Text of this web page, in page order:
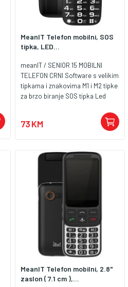
MeanIT Telefon mobilni, SOS
tipka, LED...
meanIT / SENIOR 15 MOBILNI
TELEFON CRNI Software s velikim
tipkama i znakovima M1 i M2 tipke
za brzo biranje SOS tipka Led
osobe starije dobi 1800mAh LiIon
baterija
73 KM
MeanIT Telefon mobilni, 2.8"
zaslon ( 7.1 cm ),...